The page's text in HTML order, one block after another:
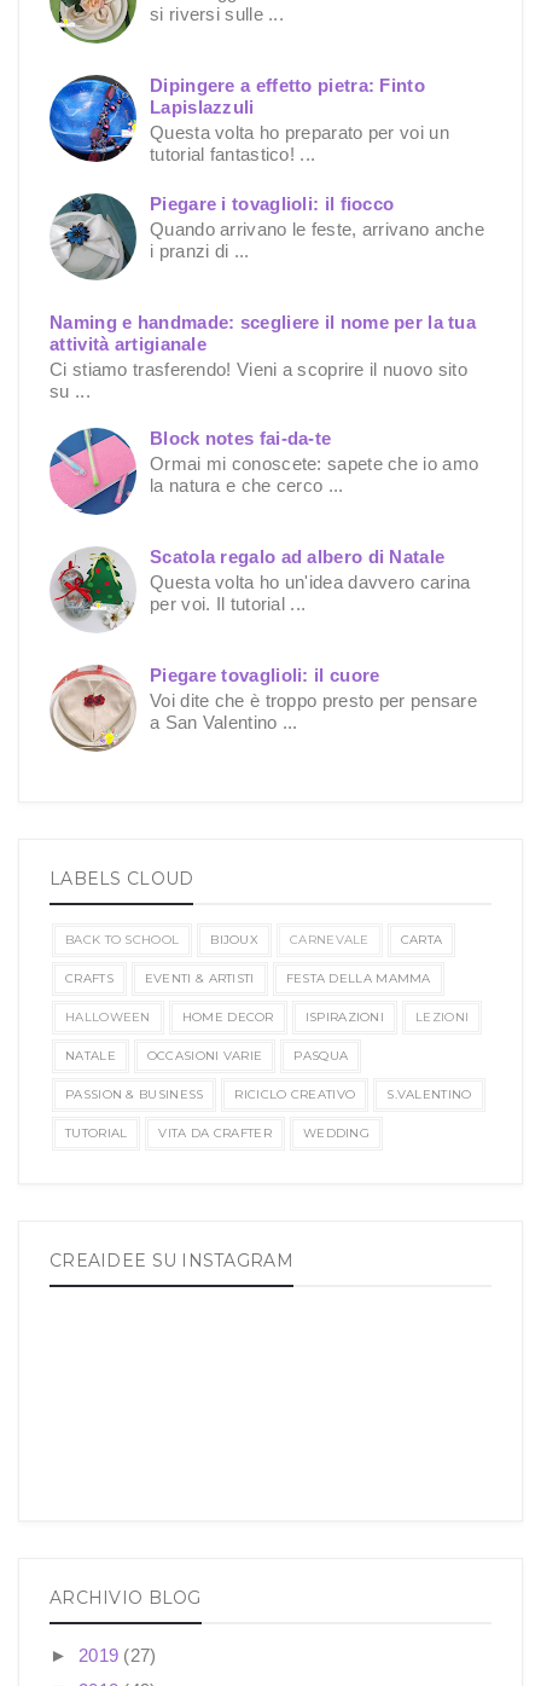
si riversi sulle ...
Dipingere a effetto pietra: Finto
Lapislazzuli
Questa volta ho preparato per voi un
tutorial fantastico! ...
Piegare i tovaglioli: il fiocco
Quando arrivano le feste, arrivano anche
i pranzi di ...
Naming e handmade: scegliere il nome per la tua
attività artigianale
Ci stiamo trasferendo! Vieni a scoprire il nuovo sito
su ...
Block notes fai-da-te
Ormai mi conoscete: sapete che io amo
la natura e che cerco ...
Scatola regalo ad albero di Natale
Questa volta ho un'idea davvero carina
per voi. Il tutorial ...
Piegare tovaglioli: il cuore
Voi dite che è troppo presto per pensare
a San Valentino ...
LABELS CLOUD
BACK TO SCHOOL BIJOUX CARNEVALE CARTA
CRAFTS EVENTI & ARTISTI FESTA DELLA MAMMA
HALLOWEEN HOME DECOR ISPIRAZIONI LEZIONI
NATALE OCCASIONI VARIE PASQUA
PASSION & BUSINESS RICICLO CREATIVO S.VALENTINO
TUTORIAL VITA DA CRAFTER WEDDING
CREAIDEE SU INSTAGRAM
ARCHIVIO BLOG
► 2019 (27)